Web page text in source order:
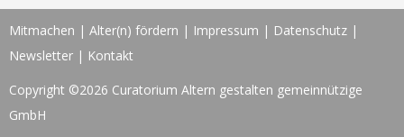
Mitmachen | Alter(n) fördern | Impressum | Datenschutz |
Newsletter | Kontakt
Copyright ©2026 Curatorium Altern gestalten gemeinnützige
GmbH